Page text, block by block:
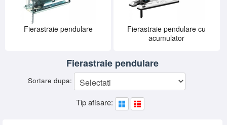
PRODUCATORI
SERVICEFierastraie pendulare
Fierastraie pendulare cu
acumulator
Fierastraie pendulare
Sortare dupa:
Tip afisare: